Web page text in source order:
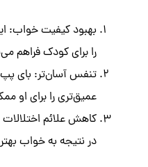
بهبود کیفیت خواب:
را برای کودک فراهم
تنفس آسان‌تر: بای
عمیق‌تری را برای او
کاهش علائم
در نتیجه به خواب